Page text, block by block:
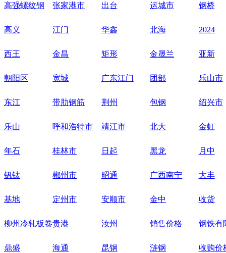
高强螺纹钢 张家港市 出台 运城市 钢桥
高义 江门 华鑫 北海 2024
西王 金昌 矩形 金晟兰 亚新
朝阳区 宽城 广东江门 团部 乐山市
东江 带肋钢筋 荆州 包钢 绍兴市
乐山 呼和浩特市 靖江市 北大 金虹
年石 桂林市 日起 黑龙 月中
钒钛 郴州市 昭通 广西南宁 大丰
基地 定州市 安顺市 金中 收货
柳州冷轧板卷贵港 汝州 销售价格 钢铁有
鼎盛 海通 昆钢 涟钢 收购价